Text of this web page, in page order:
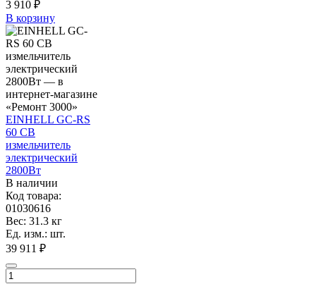
3 910 ₽
В корзину
EINHELL GC-RS
60 CB
измельчитель
электрический
2800Вт
В наличии
Код товара:
01030616
Вес: 31.3 кг
Ед. изм.: шт.
39 911 ₽